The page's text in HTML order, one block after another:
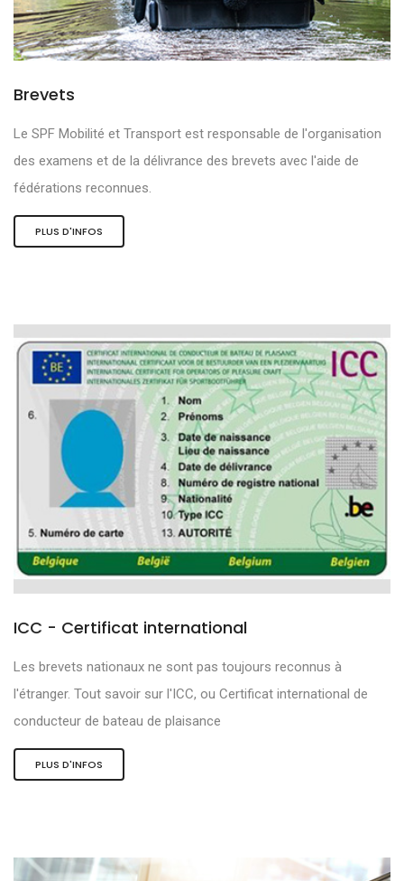
Brevets
Le SPF Mobilité et Transport est responsable de l'organisation
des examens et de la délivrance des brevets avec l'aide de
fédérations reconnues.
PLUS D'INFOS
ICC - Certificat international
Les brevets nationaux ne sont pas toujours reconnus à
l'étranger. Tout savoir sur l'ICC, ou Certificat international de
conducteur de bateau de plaisance
PLUS D'INFOS